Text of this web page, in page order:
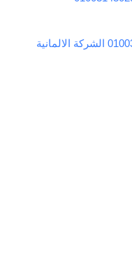
مكافحة الحشرات في القاهرة 01003143029 الشركة الالمانية